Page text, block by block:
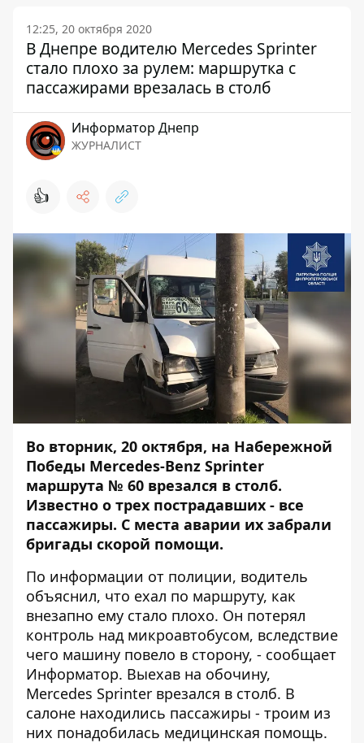
12:25, 20 октября 2020
В Днепре водителю Mercedes Sprinter
стало плохо за рулем: маршрутка с
пассажирами врезалась в столб
Информатор Днепр
ЖУРНАЛИСТ
👍
Во вторник, 20 октября, на Набережной
Победы Mercedes-Benz Sprinter
маршрута № 60 врезался в столб.
Известно о трех пострадавших - все
пассажиры. С места аварии их забрали
бригады скорой помощи.
По информации от полиции, водитель
объяснил, что ехал по маршруту, как
внезапно ему стало плохо. Он потерял
контроль над микроавтобусом, вследствие
чего машину повело в сторону, - сообщает
Информатор. Выехав на обочину,
Mercedes Sprinter врезался в столб. В
салоне находились пассажиры - троим из
них понадобилась медицинская помощь.